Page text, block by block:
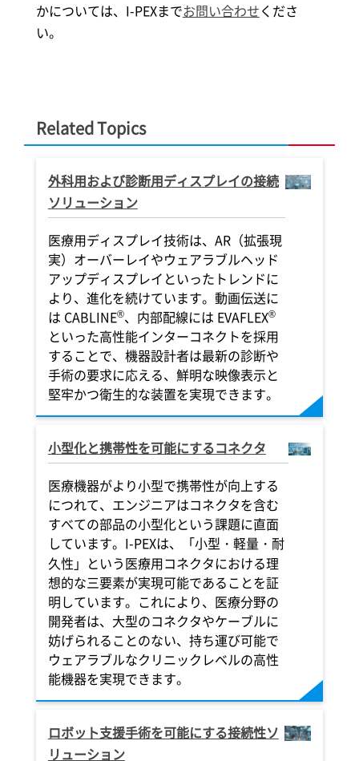
かについては、 I-PEXまでお問い合わせくださ
い。
Related Topics
外科用および診断用ディスプレイの接続
ソリューション
医療用ディスプレイ技術は、AR（拡張現
実）オーバーレイやウェアラブルヘッド
アップディスプレイといったトレンドに
より、進化を続けています。動画伝送に
は CABLINE®、内部配線には EVAFLEX®
といった高性能インターコネクトを採用
することで、機器設計者は最新の診断や
手術の要求に応える、鮮明な映像表示と
堅牢かつ衛生的な装置を実現できます。
小型化と携帯性を可能にするコネクタ
医療機器がより小型で携帯性が向上する
につれて、エンジニアはコネクタを含む
すべての部品の小型化という課題に直面
しています。 I-PEXは、「小型・軽量・耐
久性」という医療用コネクタにおける理
想的な三要素が実現可能であることを証
明しています。これにより、医療分野の
開発者は、大型のコネクタやケーブルに
妨げられることのない、持ち運び可能で
ウェアラブルなクリニックレベルの高性
能機器を実現できます。
ロボット支援手術を可能にする接続性ソ
リューション